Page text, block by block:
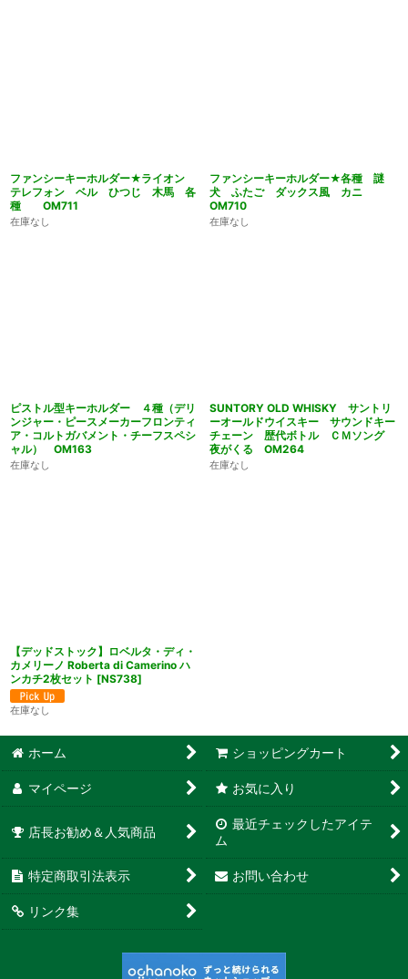
ファンシーキーホルダー★ライオン
テレフォン ベル ひつじ 木馬 各
種 OM711
在庫なし
ファンシーキーホルダー★各種 謎
犬 ふたご ダックス風 カニ
OM710
在庫なし
ピストル型キーホルダー ４種（デリ
ンジャー・ピースメーカーフロンティ
ア・コルトガバメント・チーフスペシ
ャル） OM163
在庫なし
SUNTORY OLD WHISKY サントリ
ーオールドウイスキー サウンドキー
チェーン 歴代ボトル ＣＭソング
夜がくる OM264
在庫なし
【デッドストック】ロベルタ・ディ・
カメリーノ Roberta di Camerino ハ
ンカチ2枚セット [NS738]
在庫なし
ホーム ショッピングカート
マイページ お気に入り
店長お勧め＆人気商品
最近チェックしたアイテ
ム
特定商取引法表示 お問い合わせ
リンク集